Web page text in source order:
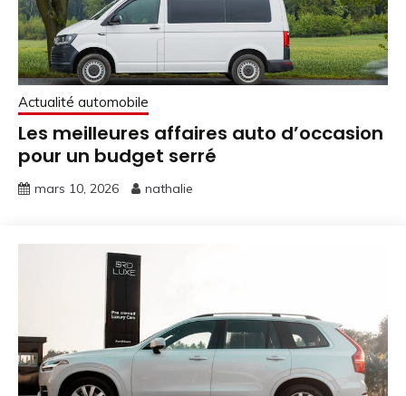
Actualité automobile
Les meilleures affaires auto d’occasion
pour un budget serré
mars 10, 2026 nathalie